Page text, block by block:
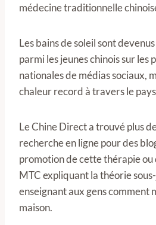
médecine traditionnelle
Les bains de soleil sont
parmi les jeunes chinois sur les
nationales de médias sociaux,
chaleur record à travers le
Le Chine Direct a trouvé plus
recherche en ligne pour des
promotion de cette thérapie ou
MTC expliquant la théorie
enseignant aux gens comment
maison.